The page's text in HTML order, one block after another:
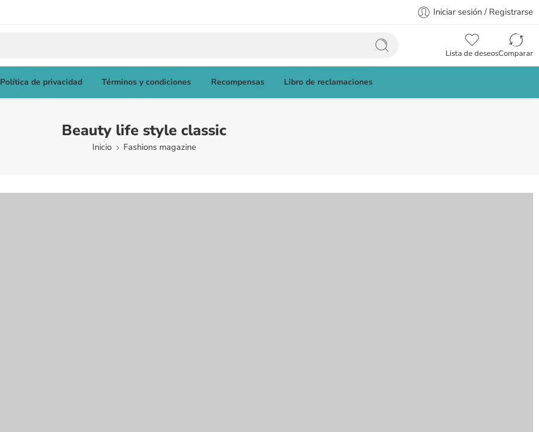
Iniciar sesión / Registrarse
Lista de deseosComparar
Política de privacidad Términos y condiciones Recompensas Libro de reclamaciones
Beauty life style classic
Inicio Fashions magazine